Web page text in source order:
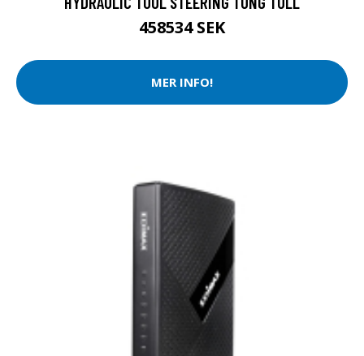
458534 SEK
MER INFO!